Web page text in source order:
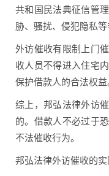
共和国民法典征信管
胁、骚扰、侵犯隐私等
外访催收有限制上门
收人员不得进入住宅
保护借款人的合法权益
综上，邦弘法律外访
的。借款人不必过于
不法催收行为。
邦弘法律外访催收的实